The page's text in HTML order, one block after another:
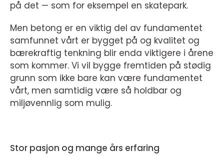
på det — som for eksempel en skatepark.
Men betong er en viktig del av fundamentet
samfunnet vårt er bygget på og kvalitet og
bærekraftig tenkning blir enda viktigere i årene
som kommer. Vi vil bygge fremtiden på stødig
grunn som ikke bare kan være fundamentet
vårt, men samtidig være så holdbar og
miljøvennlig som mulig.
Stor pasjon og mange års erfaring